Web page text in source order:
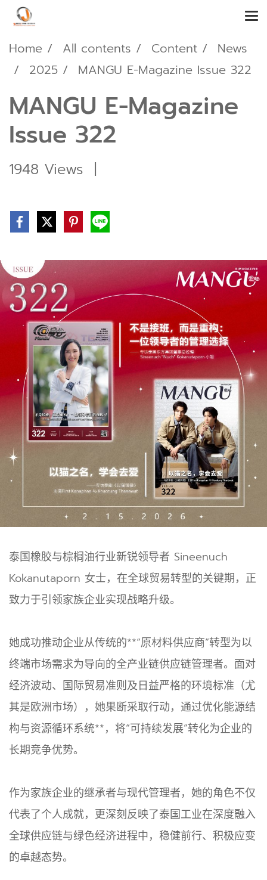
Home All contents Content
News
2025
MANGU E-Magazine Issue 322
MANGU E-Magazine
Issue 322
1948 Views |
泰国橡胶与棕榈油行业新锐领导者 Sineenuch
Kokanutaporn 女士，在全球贸易转型的关键期，正
致力于引领家族企业实现战略升级。
她成功推动企业从传统的**“原材料供应商”转型为以
终端市场需求为导向的全产业链供应链管理者。面对
经济波动、国际贸易准则及日益严格的环境标准（尤
其是欧洲市场），她果断采取行动，通过优化能源结
构与资源循环系统**，将“可持续发展”转化为企业的
长期竞争优势。
作为家族企业的继承者与现代管理者，她的角色不仅
代表了个人成就，更深刻反映了泰国工业在深度融入
全球供应链与绿色经济进程中，稳健前行、积极应变
的卓越态势。